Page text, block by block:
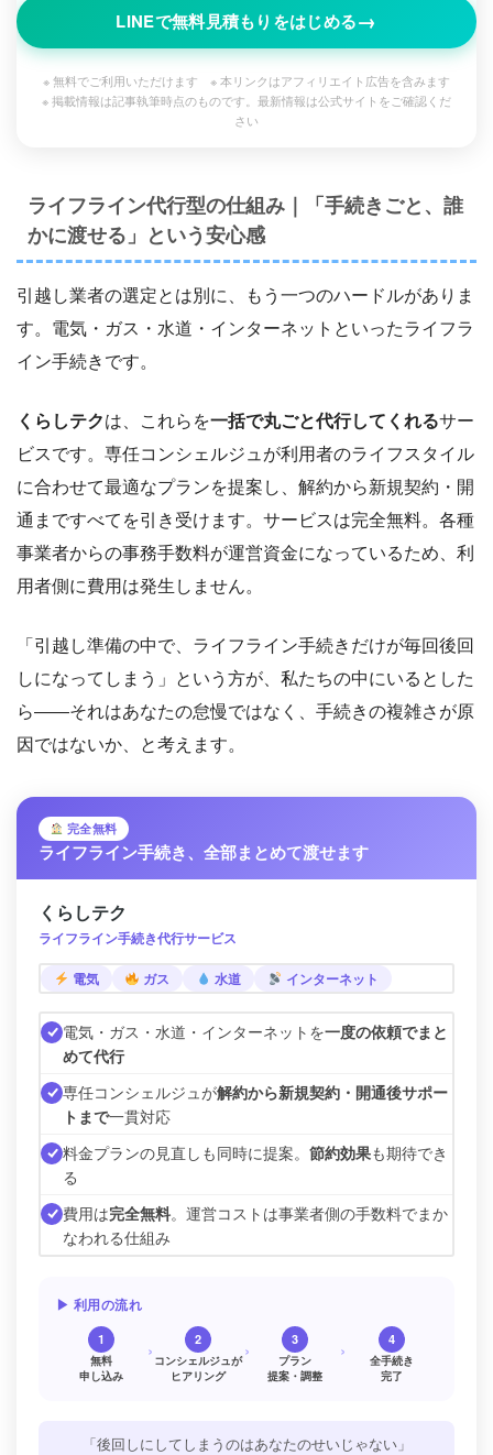
LINEで無料見積もりをはじめる→
※ 無料でご利用いただけます ※ 本リンクはアフィリエイト広告を含みます
※ 掲載情報は記事執筆時点のものです。最新情報は公式サイトをご確認くだ
さい
ライフライン代行型の仕組み｜「手続きごと、誰
かに渡せる」という安心感
引越し業者の選定とは別に、もう一つのハードルがありま
す。電気・ガス・水道・インターネットといったライフラ
イン手続きです。
くらしテクは、これらを一括で丸ごと代行してくれるサー
ビスです。専任コンシェルジュが利用者のライフスタイル
に合わせて最適なプランを提案し、解約から新規契約・開
通まですべてを引き受けます。サービスは完全無料。各種
事業者からの事務手数料が運営資金になっているため、利
用者側に費用は発生しません。
「引越し準備の中で、ライフライン手続きだけが毎回後回
しになってしまう」という方が、私たちの中にいるとした
ら――それはあなたの怠慢ではなく、手続きの複雑さが原
因ではないか、と考えます。
完全無料
ライフライン手続き、全部まとめて渡せます
くらしテク
ライフライン手続き代行サービス
電気 ガス 水道 インターネット
電気・ガス・水道・インターネットを一度の依頼でまと
めて代行
専任コンシェルジュが解約から新規契約・開通後サポー
トまで一貫対応
料金プランの見直しも同時に提案。 節約効果も期待でき
る
費用は完全無料。運営コストは事業者側の手数料でまか
なわれる仕組み
▶ 利用の流れ
1
無料
申し込み
› 2
コンシェルジュが
ヒアリング
› 3
プラン
提案・調整
› 4
全手続き
完了
「後回しにしてしまうのはあなたのせいじゃない」